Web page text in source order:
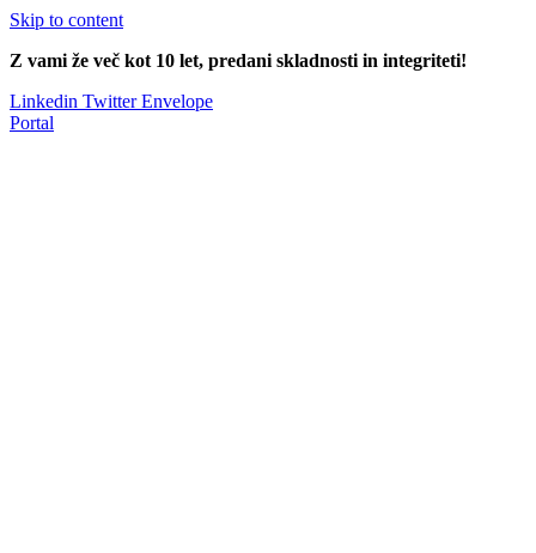
Skip to content
Z vami že več kot 10 let, predani skladnosti in integriteti!
Linkedin Twitter Envelope
Portal